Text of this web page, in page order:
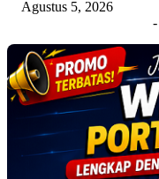
Agustus 5, 2026